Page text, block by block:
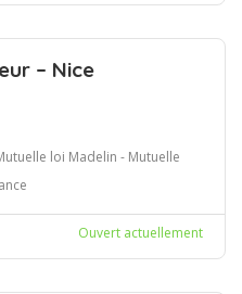
– Nice
loi Madelin - Mutuelle
Ouvert actuellement